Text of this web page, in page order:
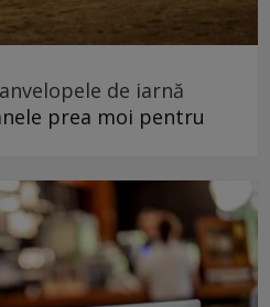
de iarnă
prea moi pentru